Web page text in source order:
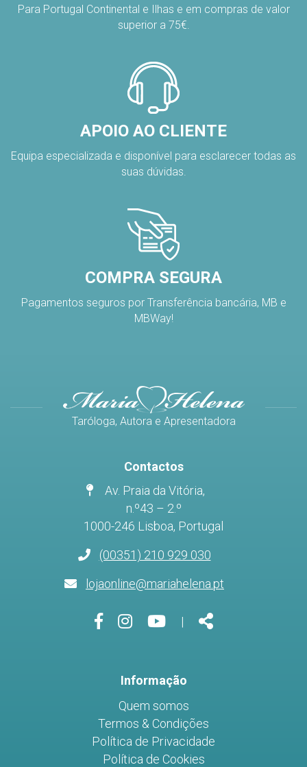
Para Portugal Continental e Ilhas e em compras de valor
superior a 75€.
APOIO AO CLIENTE
Equipa especializada e disponível para esclarecer todas as
suas dúvidas.
COMPRA SEGURA
Pagamentos seguros por Transferência bancária, MB e
MBWay!
Taróloga, Autora e Apresentadora
Contactos
Av. Praia da Vitória,
n.º43 – 2.º
1000-246 Lisboa, Portugal
(00351) 210 929 030
lojaonline@mariahelena.pt
PáginaPáginaPágina
| Share
Informação
Quem somos
Termos & Condições
Política de Privacidade
Política de Cookies